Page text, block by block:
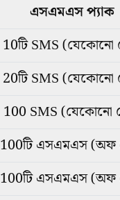
এসএমএস প্যাক
10টি SMS (যেকোনো
20টি SMS (যেকোনো
100 SMS (যেকোনো
100টি এসএমএস (অফ
100টি এসএমএস (অফ